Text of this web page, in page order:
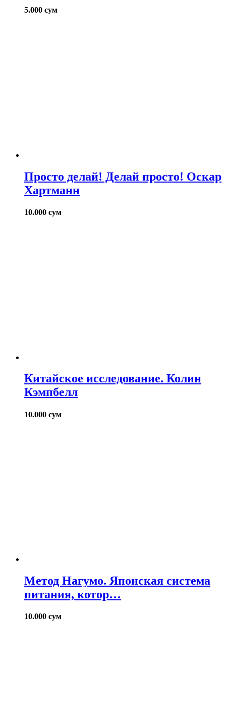
5.000 сум
Просто делай! Делай просто! Оскар
Хартманн
10.000 сум
Китайское исследование. Колин
Кэмпбелл
10.000 сум
Метод Нагумо. Японская система
питания, котор…
10.000 сум